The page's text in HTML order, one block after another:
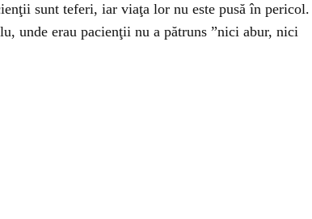
sunt teferi, iar viaţa lor nu este pusă în pericol.
unde erau pacienţii nu a pătruns ”nici abur, nici